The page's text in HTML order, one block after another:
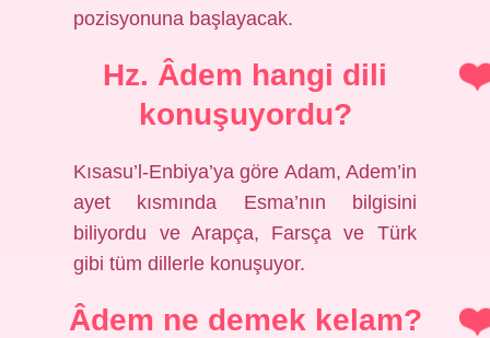
pozisyonuna başlayacak.
Hz. Âdem hangi dili
konuşuyordu?
Kısasu’l-Enbiya’ya göre Adam, Adem’in
ayet kısmında Esma’nın bilgisini
biliyordu ve Arapça, Farsça ve Türk
gibi tüm dillerle konuşuyor.
Âdem ne demek kelam?